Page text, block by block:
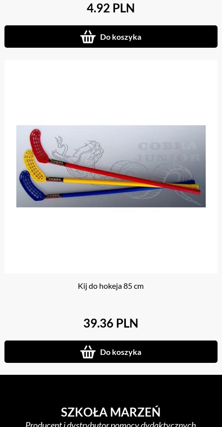
4.92 PLN
Do koszyka
Kij do hokeja 85 cm
39.36 PLN
Do koszyka
SZKOŁA MARZEŃ